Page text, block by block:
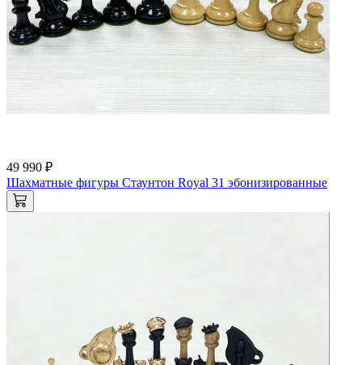
49 990 ₽
Шахматные фигуры Стаунтон Royal 31 эбонизированные